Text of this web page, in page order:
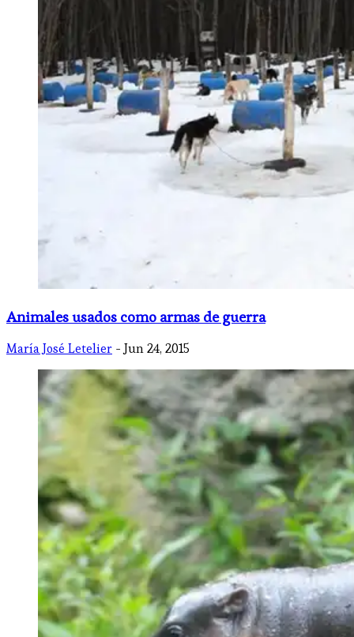
Animales usados como armas de guerra
María José Letelier - Jun 24, 2015